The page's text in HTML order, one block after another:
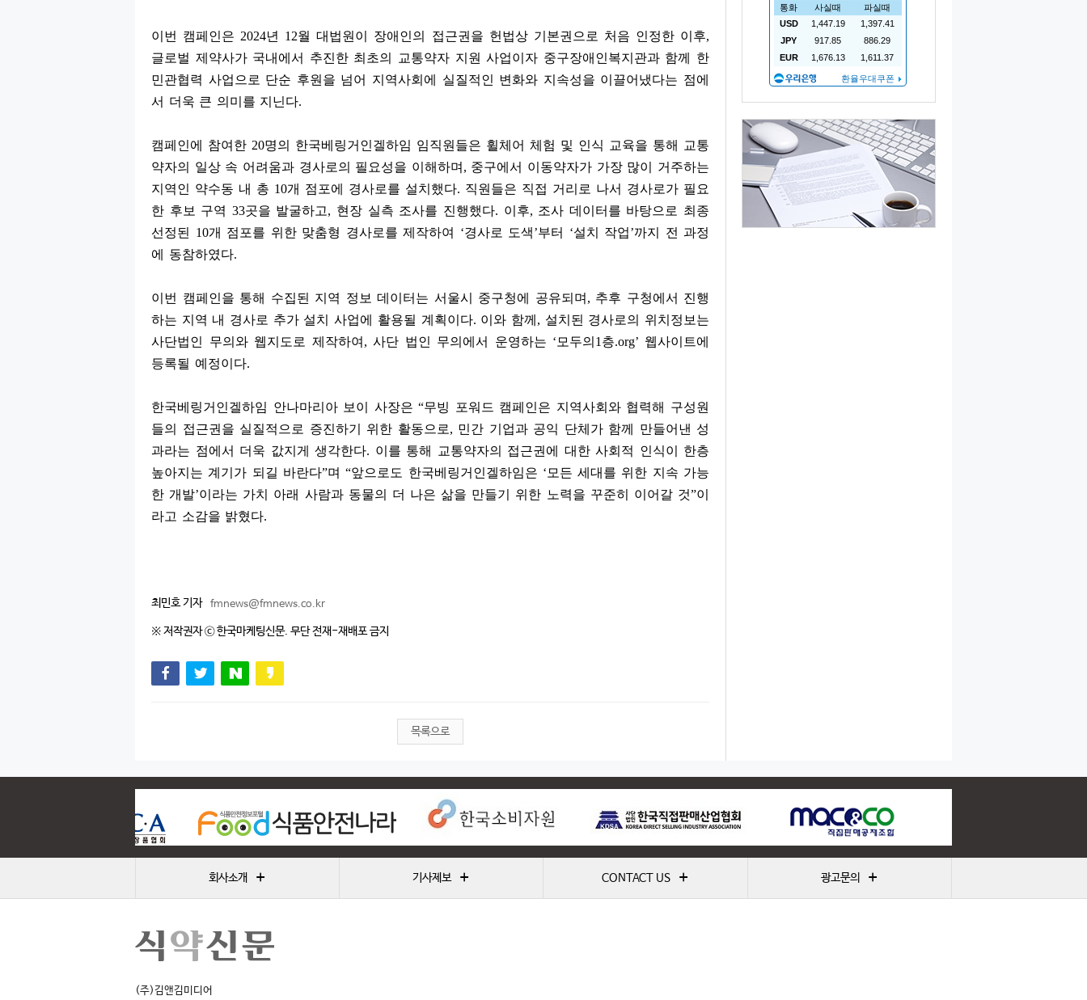
이번 캠페인은 2024년 12월 대법원이 장애인의 접근권을 헌법상 기본권으로 처음 인정한 이후,
글로벌 제약사가 국내에서 추진한 최초의 교통약자 지원 사업이자 중구장애인복지관과 함께 한
민관협력 사업으로 단순 후원을 넘어 지역사회에 실질적인 변화와 지속성을 이끌어냈다는 점에
서 더욱 큰 의미를 지닌다.
캠페인에 참여한 20명의 한국베링거인겔하임 임직원들은 휠체어 체험 및 인식 교육을 통해 교통
약자의 일상 속 어려움과 경사로의 필요성을 이해하며 , 중구에서 이동약자가 가장 많이 거주하는
지역인 약수동 내 총 10개 점포에 경사로를 설치했다. 직원들은 직접 거리로 나서 경사로가 필요
한 후보 구역 33곳을 발굴하고, 현장 실측 조사를 진행했다. 이후, 조사 데이터를 바탕으로 최종
선정된 10개 점포를 위한 맞춤형 경사로를 제작하여 ‘경사로 도색’부터 ‘설치 작업’까지 전 과정
에 동참하였다.
이번 캠페인을 통해 수집된 지역 정보 데이터는 서울시 중구청에 공유되며 , 추후 구청에서 진행
하는 지역 내 경사로 추가 설치 사업에 활용될 계획이다. 이와 함께 , 설치된 경사로의 위치정보는
사단법인 무의와 웹지도로 제작하여 ,사단 법인 무의에서 운영하는 ‘ 모두의 1 층.org’ 웹사이트에
등록될 예정이다.
한국베링거인겔하임 안나마리아 보이 사장은“무빙 포워드 캠페인은 지역사회와 협력해 구성원
들의 접근권을 실질적으로 증진하기 위한 활동으로, 민간 기업과 공익 단체가 함께 만들어낸 성
과라는 점에서 더욱 값지게 생각한다. 이를 통해 교통약자의 접근권에 대한 사회적 인식이 한층
높아지는 계기가 되길 바란다”며“앞으로도 한국베링거인겔하임은 ‘ 모든 세대를 위한 지속 가능
한 개발’이라는 가치 아래 사람과 동물의 더 나은 삶을 만들기 위한 노력을 꾸준히 이어갈 것”이
라고 소감을 밝혔다.
최민호 기자 fmnews@fmnews.co.kr
※ 저작권자 ⓒ 한국마케팅신문. 무단 전재-재배포 금지
목록으로
회사소개 + 기사제보 + CONTACT US + 광고문의 +
(주)김앤김미디어